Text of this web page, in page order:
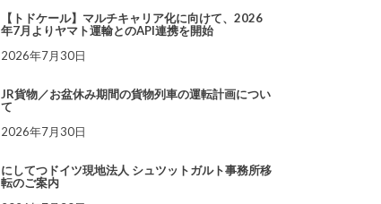
【トドケール】マルチキャリア化に向けて、2026
年7月よりヤマト運輸とのAPI連携を開始
2026年7月30日
JR貨物／お盆休み期間の貨物列車の運転計画につい
て
2026年7月30日
にしてつドイツ現地法人 シュツットガルト事務所移
転のご案内